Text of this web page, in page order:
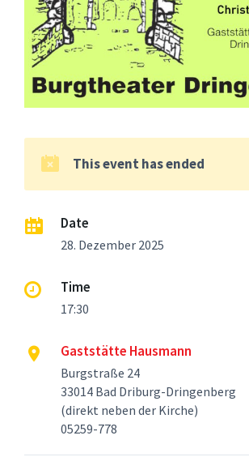
This event has ended
Date
28. Dezember 2025
Time
17:30
Gaststätte Hausmann
Burgstraße 24
33014 Bad Driburg-Dringenberg
(direkt neben der Kirche)
05259-778